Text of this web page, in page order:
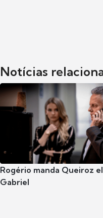
Notícias
Rogério manda Queiroz
Gabriel